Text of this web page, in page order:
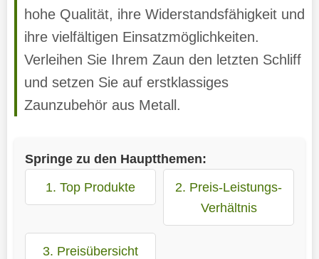
hohe Qualität, ihre Widerstandsfähigkeit und
ihre vielfältigen Einsatzmöglichkeiten.
Verleihen Sie Ihrem Zaun den letzten Schliff
und setzen Sie auf erstklassiges
Zaunzubehör aus Metall.
Springe zu den Hauptthemen:
1. Top Produkte
2. Preis-Leistungs-
Verhältnis
3. Preisübersicht